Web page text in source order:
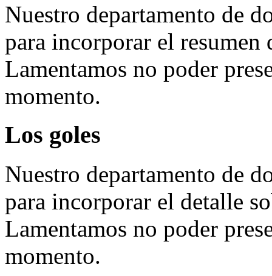
Nuestro departamento de
para incorporar el
Lamentamos no poder
momento.
Los goles
Nuestro departamento de
para incorporar el detalle
Lamentamos no poder
momento.